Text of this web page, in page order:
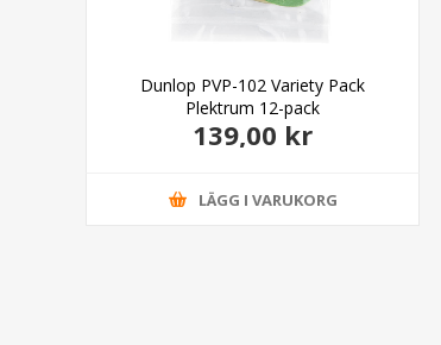
Dunlop PVP-102 Variety Pack
Plektrum 12-pack
139,00 kr
LÄGG I VARUKORG